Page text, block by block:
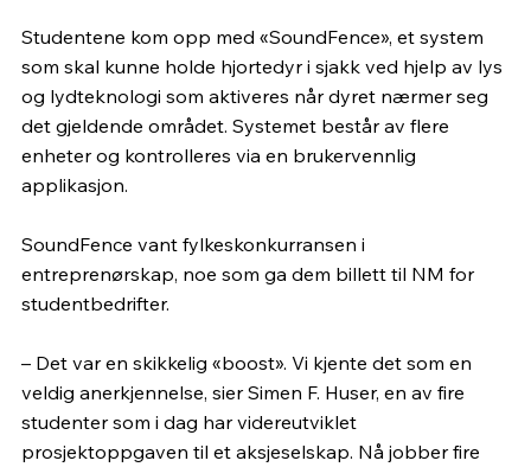
Studentene kom opp med «SoundFence», et system
som skal kunne holde hjortedyr i sjakk ved hjelp av lys
og lydteknologi som aktiveres når dyret nærmer seg
det gjeldende området. Systemet består av flere
enheter og kontrolleres via en brukervennlig
applikasjon.
SoundFence vant fylkeskonkurransen i
entreprenørskap, noe som ga dem billett til NM for
studentbedrifter.
– Det var en skikkelig «boost». Vi kjente det som en
veldig anerkjennelse, sier Simen F. Huser, en av fire
studenter som i dag har videreutviklet
prosjektoppgaven til et aksjeselskap. Nå jobber fire